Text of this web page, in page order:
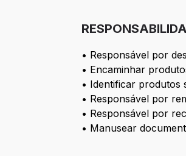
• Responsável por
• Encaminhar
• Identificar produtos
• Responsável por
• Responsável por
• Manusear